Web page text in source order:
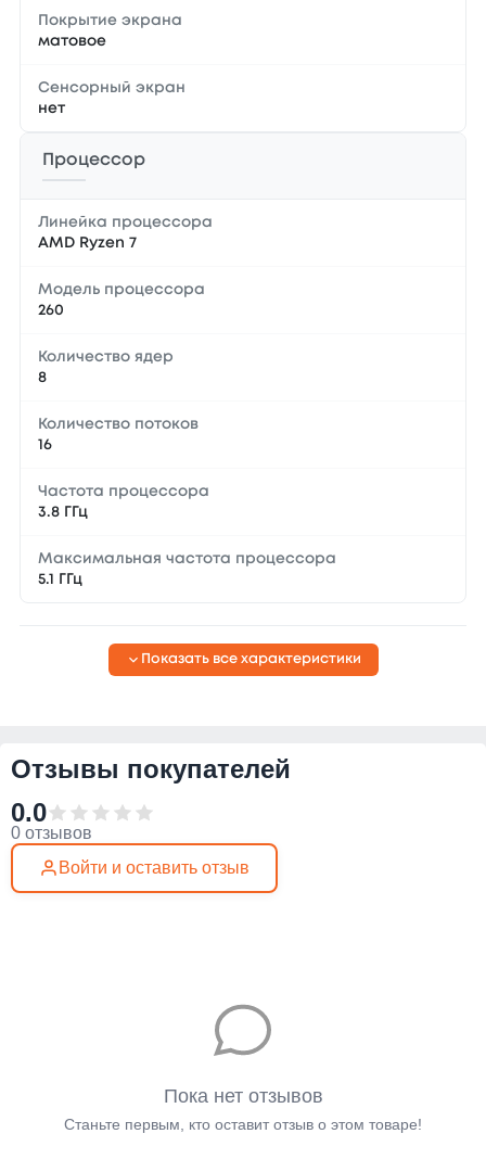
Покрытие экрана
матовое
Сенсорный экран
нет
Процессор
Линейка процессора
AMD Ryzen 7
Модель процессора
260
Количество ядер
8
Количество потоков
16
Частота процессора
3.8 ГГц
Максимальная частота процессора
5.1 ГГц
Показать все характеристики
Отзывы покупателей
0.0
0 отзывов
Войти и оставить отзыв
Пока нет отзывов
Станьте первым, кто оставит отзыв о этом товаре!